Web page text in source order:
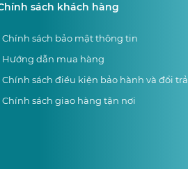
sách khách hàng
Chính sách bảo mật thông tin
Hướng dẫn mua hàng
Chính sách điều kiện bảo hành và đổi trả
Chính sách giao hàng tận nơi